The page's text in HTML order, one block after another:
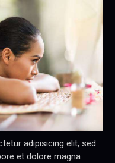
adipisicing elit, sed
et dolore magna